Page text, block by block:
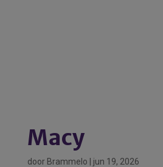
Macy
door Brammelo jun 19, 2026